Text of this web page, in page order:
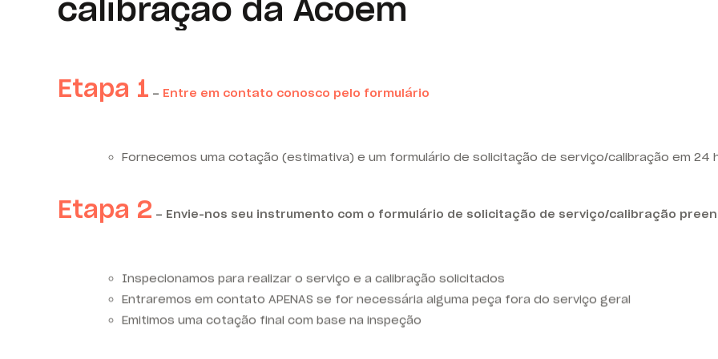
calibração da Acoem
Etapa 1 – Entre em contato conosco pelo formulário
Fornecemos uma cotação (estimativa) e um formulário de solicitação de serviço/calibração em 24
Etapa 2 – Envie-nos seu instrumento com o formulário de solicitação de serviço/calibração
Inspecionamos para realizar o serviço e a calibração solicitados
Entraremos em contato APENAS se for necessária alguma peça fora do serviço geral
Emitimos uma cotação final com base na inspeção